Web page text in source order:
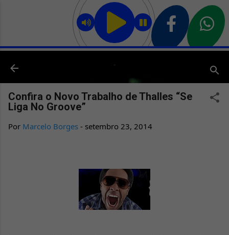
Pular para o conteúdo principal
Confira o Novo Trabalho de Thalles “Se
Liga No Groove”
Por Marcelo Borges - setembro 23, 2014